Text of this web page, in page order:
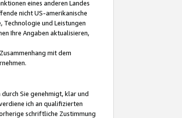
eines anderen Landes
nicht US-amerikanische
und Leistungen
Ihre Angaben aktualisieren,
mit dem
Sie genehmigt, klar und
ich an qualifizierten
schriftliche Zustimmung